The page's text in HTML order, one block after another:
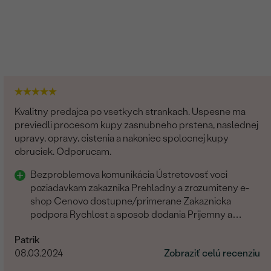
Kvalitny predajca po vsetkych strankach. Uspesne ma
previedli procesom kupy zasnubneho prstena, naslednej
upravy, opravy, cistenia a nakoniec spolocnej kupy
obruciek. Odporucam.
Bezproblemova komunikácia Ústretovosť voci
poziadavkam zakaznika Prehladny a zrozumiteny e-
shop Cenovo dostupne/primerane Zakaznicka
podpora Rychlost a sposob dodania Prijemny a
Patrik
08.03.2024
Zobraziť celú recenziu